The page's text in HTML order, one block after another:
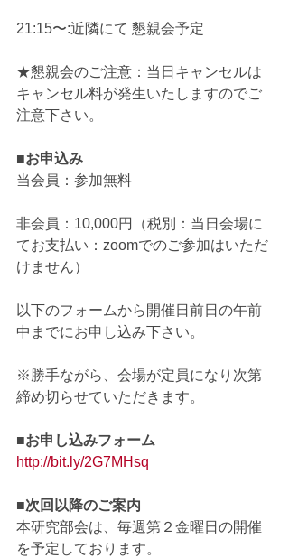
21:15〜:近隣にて 懇親会予定
★懇親会のご注意：当日キャンセルは
キャンセル料が発生いたしますのでご
注意下さい。
■お申込み
当会員：参加無料
非会員：10,000円（税別：当日会場に
てお支払い：zoomでのご参加はいただ
けません）
以下のフォームから開催日前日の午前
中までにお申し込み下さい。
※勝手ながら、会場が定員になり次第
締め切らせていただきます。
■お申し込みフォーム
http://bit.ly/2G7MHsq
■次回以降のご案内
本研究部会は、毎週第２金曜日の開催
を予定しております。